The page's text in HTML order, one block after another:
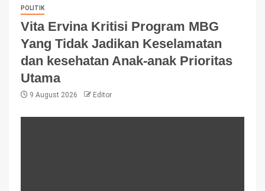
POLITIK
Vita Ervina Kritisi Program MBG
Yang Tidak Jadikan Keselamatan
dan kesehatan Anak-anak Prioritas
Utama
9 August 2026 Editor